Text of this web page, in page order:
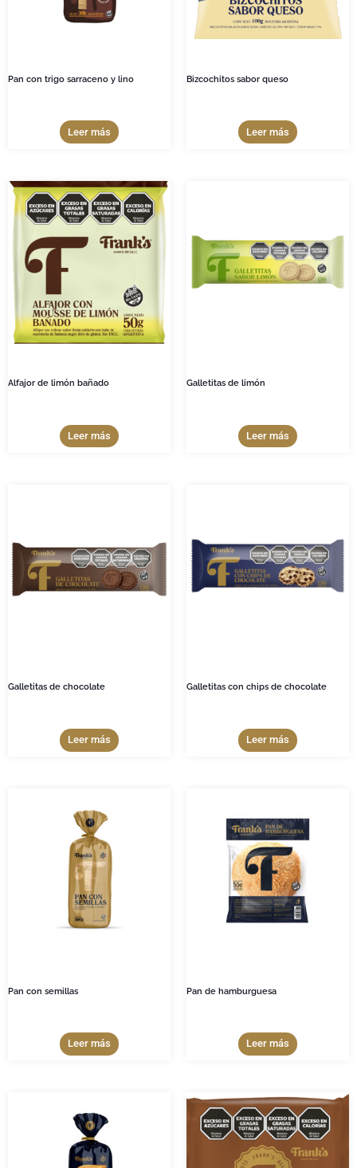
Pan con trigo sarraceno y lino
Leer más
Bizcochitos sabor queso
Leer más
Alfajor de limón bañado
Leer más
Galletitas de limón
Leer más
Galletitas de chocolate
Leer más
Galletitas con chips de chocolate
Leer más
Pan con semillas
Leer más
Pan de hamburguesa
Leer más